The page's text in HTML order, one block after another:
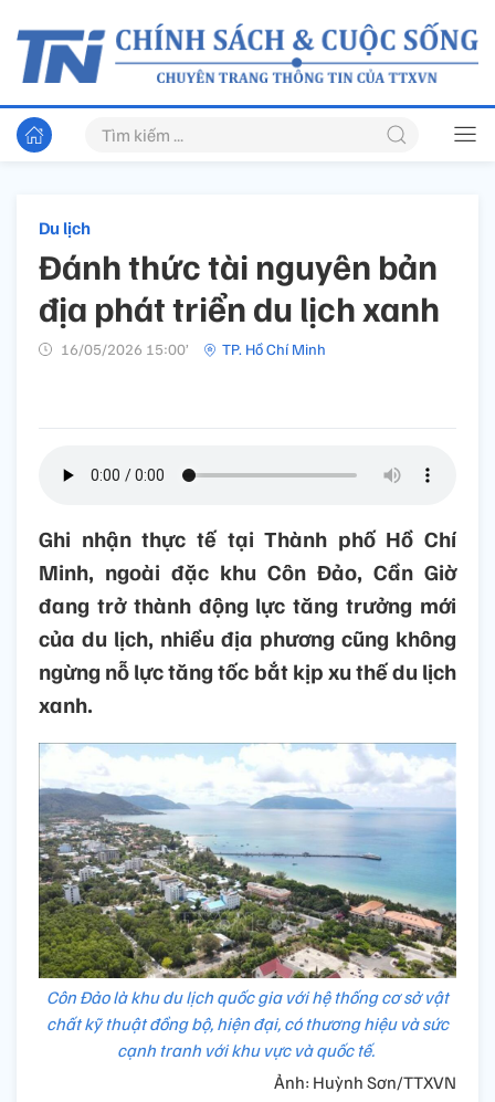
Du lịch
Đánh thức tài nguyên bản
địa phát triển du lịch xanh
16/05/2026 15:00’ TP. Hồ Chí Minh
Ghi nhận thực tế tại Thành phố Hồ Chí
Minh, ngoài đặc khu Côn Đảo, Cần Giờ
đang trở thành động lực tăng trưởng mới
của du lịch, nhiều địa phương cũng không
ngừng nỗ lực tăng tốc bắt kịp xu thế du lịch
xanh.
Côn Đảo là khu du lịch quốc gia với hệ thống cơ sở vật
chất kỹ thuật đồng bộ, hiện đại, có thương hiệu và sức
cạnh tranh với khu vực và quốc tế.
Ảnh: Huỳnh Sơn/TTXVN